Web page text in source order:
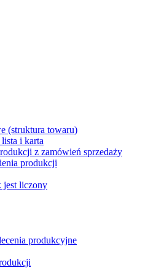
(struktura towaru)
i karta
z zamówień sprzedaży
produkcji
jest liczony
produkcyjne